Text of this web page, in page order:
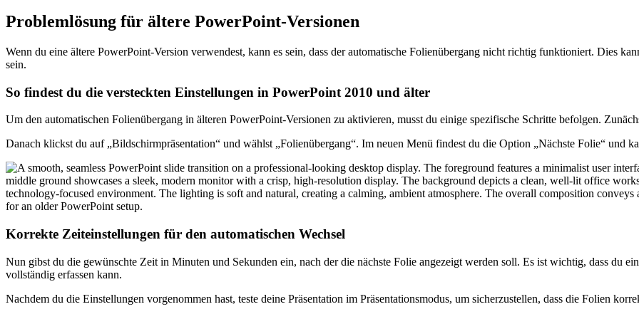
Problemlösung für ältere PowerPoint-Versionen
Wenn du eine ältere PowerPoint-Version verwendest, kann es sein, dass der automatische Folienübergang nicht richtig funktioniert. Dies
sein.
So findest du die versteckten Einstellungen in PowerPoint 2010 und älter
Um den automatischen Folienübergang in älteren PowerPoint-Versionen zu aktivieren, musst du einige spezifische Schritte befolgen.
Danach klickst du auf „Bildschirmpräsentation“ und wählst „Folienübergang“. Im neuen Menü findest du die Option „Nächste Folie“ und
Korrekte Zeiteinstellungen für den automatischen Wechsel
Nun gibst du die gewünschte Zeit in Minuten und Sekunden ein, nach der die nächste Folie angezeigt werden soll. Es ist wichtig, dass du
vollständig erfassen kann.
Nachdem du die Einstellungen vorgenommen hast, teste deine Präsentation im Präsentationsmodus, um sicherzustellen, dass die Folien